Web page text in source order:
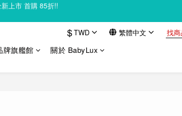
再贈禮
$TWD 繁體中文
牌旗艦館 關於 BabyLux